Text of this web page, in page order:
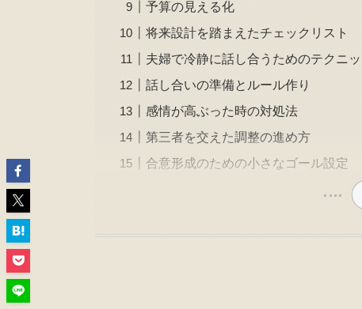
予算の見える化
将来設計を踏まえたチェックリスト
夫婦で冷静に話し合うためのテクニッ
話し合いの準備とルール作り
感情が高ぶった時の対処法
第三者を交えた調整の進め方
合意形成のための小さなゴール設定